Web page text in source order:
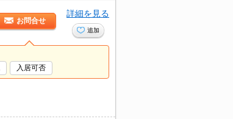
お問合せ
詳細を見る
追加
入居可否